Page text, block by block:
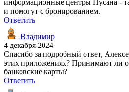
информационные центры Пусана -
и помогут с бронированием.
Ответить
Владимир
4 декабря 2024
Спасибо за подробный ответ,
этих приложениях? Принимают ли
банковские карты?
Ответить